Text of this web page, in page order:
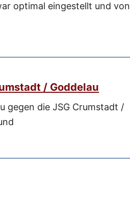
optimal eingestellt und von
/ Goddelau
gegen die JSG Crumstadt /